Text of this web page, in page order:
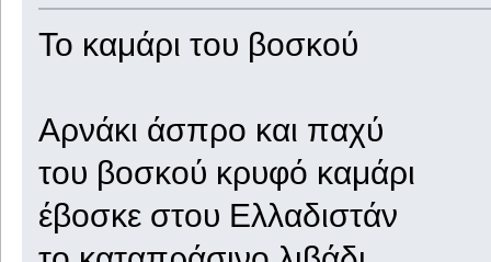
Το καμάρι του βοσκού
Αρνάκι άσπρο και παχύ
του βοσκού κρυφό καμάρι
έβοσκε στου Ελλαδιστάν